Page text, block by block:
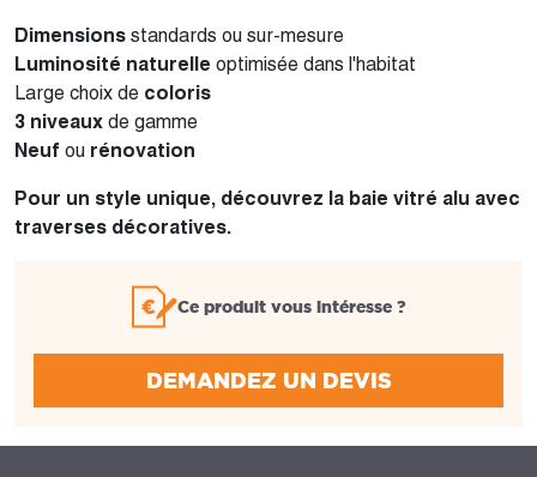
Dimensions standards ou sur-mesure
Luminosité naturelle optimisée dans l'habitat
Large choix de coloris
3 niveaux de gamme
Neuf ou rénovation
Pour un style unique, découvrez la baie vitré alu avec
traverses décoratives.
Ce produit vous intéresse ?
DEMANDEZ UN DEVIS